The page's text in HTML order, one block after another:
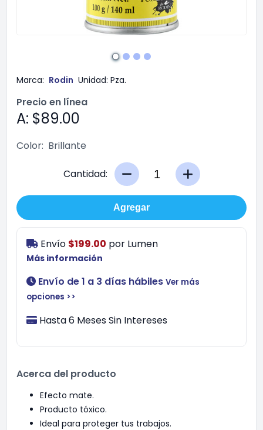
Marca: Rodin Unidad: Pza.
Precio en línea
A: $89.00
Color: Brillante
Cantidad:
Agregar
Envío $199.00 por Lumen
Más información
Envío de 1 a 3 días hábiles Ver más
opciones >>
Hasta 6 Meses Sin Intereses
Acerca del producto
Efecto mate.
Producto tóxico.
Ideal para proteger tus trabajos.